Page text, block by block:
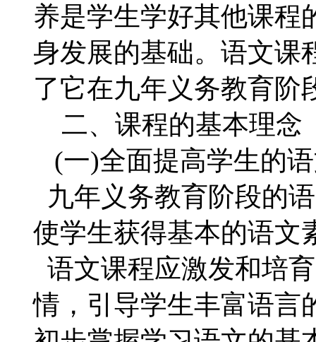
养是学生学好其他课程
身发展的基础。语文课
了它在九年义务教育阶
二、课程的基本理念
(一)全面提高学生的
九年义务教育阶段的
使学生获得基本的语文
语文课程应激发和培
情，引导学生丰富语言